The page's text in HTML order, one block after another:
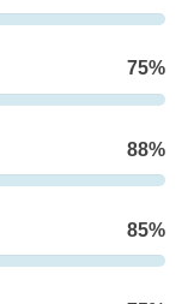
75%
88%
85%